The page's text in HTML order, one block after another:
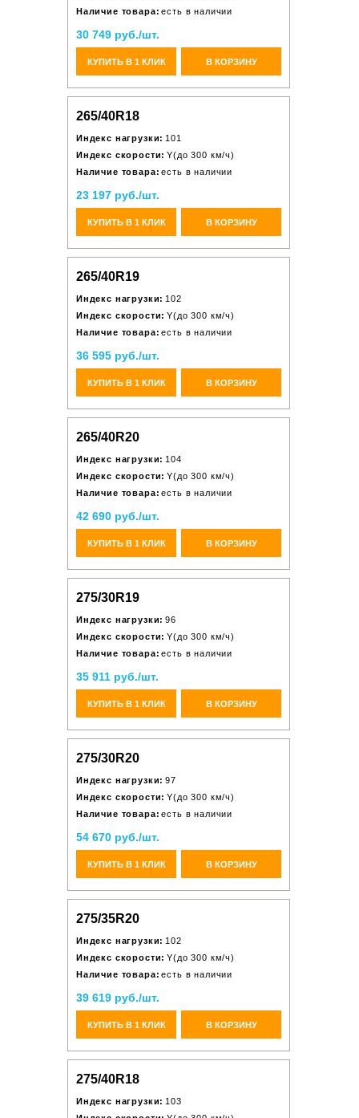
Наличие товара: есть в наличии
30 749 руб./шт.
КУПИТЬ В 1 КЛИК В КОРЗИНУ
265/40R18
Индекс нагрузки: 101
Индекс скорости: Y(до 300 км/ч)
Наличие товара: есть в наличии
23 197 руб./шт.
КУПИТЬ В 1 КЛИК В КОРЗИНУ
265/40R19
Индекс нагрузки: 102
Индекс скорости: Y(до 300 км/ч)
Наличие товара: есть в наличии
36 595 руб./шт.
КУПИТЬ В 1 КЛИК В КОРЗИНУ
265/40R20
Индекс нагрузки: 104
Индекс скорости: Y(до 300 км/ч)
Наличие товара: есть в наличии
42 690 руб./шт.
КУПИТЬ В 1 КЛИК В КОРЗИНУ
275/30R19
Индекс нагрузки: 96
Индекс скорости: Y(до 300 км/ч)
Наличие товара: есть в наличии
35 911 руб./шт.
КУПИТЬ В 1 КЛИК В КОРЗИНУ
275/30R20
Индекс нагрузки: 97
Индекс скорости: Y(до 300 км/ч)
Наличие товара: есть в наличии
54 670 руб./шт.
КУПИТЬ В 1 КЛИК В КОРЗИНУ
275/35R20
Индекс нагрузки: 102
Индекс скорости: Y(до 300 км/ч)
Наличие товара: есть в наличии
39 619 руб./шт.
КУПИТЬ В 1 КЛИК В КОРЗИНУ
275/40R18
Индекс нагрузки: 103